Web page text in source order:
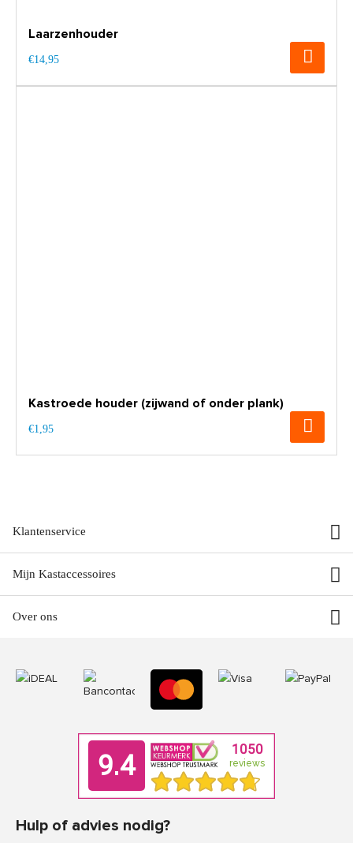
Laarzenhouder
€14,95
Kastroede houder (zijwand of onder plank)
€1,95
Klantenservice
Mijn Kastaccessoires
Over ons
Hulp of advies nodig?